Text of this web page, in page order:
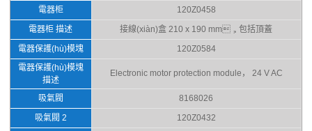
電器柜
120Z0458
電器柜 描述
接線(xiàn)盒 210 x 190 mm，包括頂蓋
電器保護(hù)模塊
120Z0584
電器保護(hù)模塊
描述
Electronic motor protection module， 24 V AC
吸氣閥
8168026
吸氣閥 2
120Z0432